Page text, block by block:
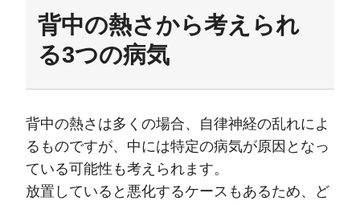
背中の熱さから考えられ
る3つの病気
背中の熱さは多くの場合、自律神経の乱れによ
るものですが、中には特定の病気が原因となっ
ている可能性も考えられます。
放置していると悪化するケースもあるため、ど